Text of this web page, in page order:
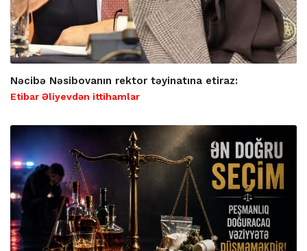
Nəcibə Nəsibovanın rektor təyinatına etiraz:
Etibar Əliyevdən ittihamlar